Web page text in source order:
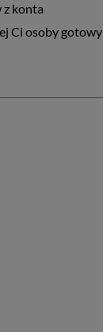
z konta
Ci osoby gotowy